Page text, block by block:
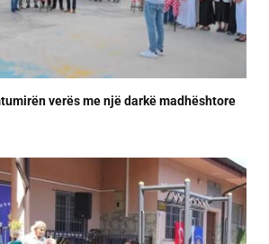
verës me një darkë madhështore